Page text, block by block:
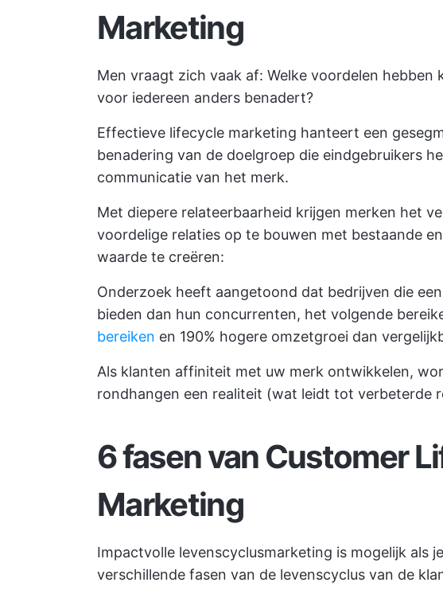
Marketing
Men vraagt zich vaak af: Welke voordelen hebben
voor iedereen anders benadert?
Effectieve lifecycle marketing hanteert een
benadering van de doelgroep die eindgebruikers
communicatie van het merk.
Met diepere relateerbaarheid krijgen merken het
voordelige relaties op te bouwen met bestaande
waarde te creëren:
Onderzoek heeft aangetoond dat bedrijven die
bieden dan hun concurrenten, het volgende
bereiken en 190% hogere omzetgroei dan
Als klanten affiniteit met uw merk ontwikkelen,
rondhangen een realiteit (wat leidt tot verbeterde
6 fasen van Customer
Marketing
Impactvolle levenscyclusmarketing is mogelijk als
verschillende fasen van de levenscyclus van de